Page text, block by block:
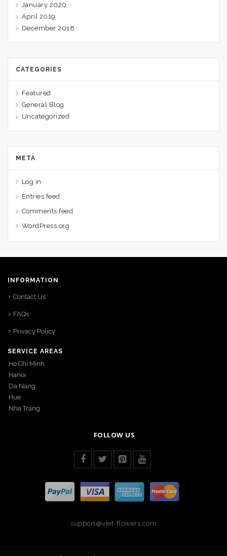
January 2020
April 2019
December 2018
CATEGORIES
Featured
General Blog
Uncategorized
META
Log in
Entries feed
Comments feed
WordPress.org
INFORMATION
Contact Us
FAQs
Privacy Policy
SERVICE AREAS
Ho Chi Minh
Hanoi
Da Nang
Hue
Nha Trang
FOLLOW US
support@viet-flowers.com